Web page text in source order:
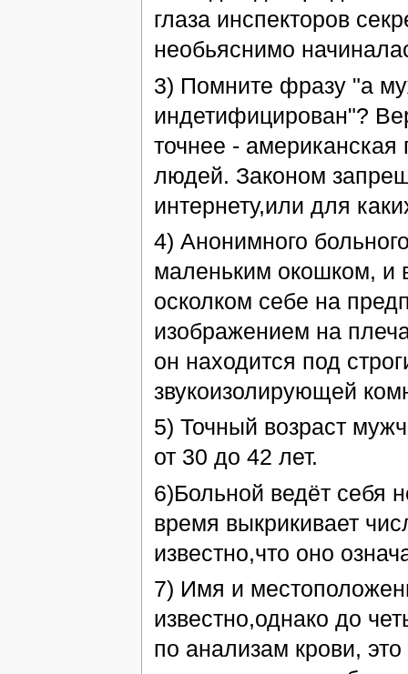
глаза инспекторов
необьяснимо
3) Помните фразу "а
индетифицирован"?
точнее -
людей. Законом
интернету,или для
4) Анонимного
маленьким окошком, и
осколком себе на
изображением на
он находится под
звукоизолирующей
5) Точный возраст
от 30 до 42 лет.
6)Больной ведёт себя
время выкрикивает
известно,что оно
7) Имя и
известно,однако до
по анализам крови,